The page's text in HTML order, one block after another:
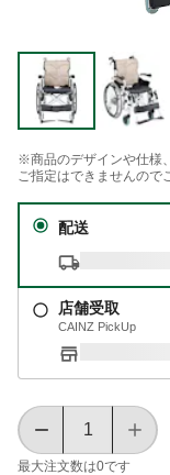
※商品のデザインや仕様
ご指定はできませんので
配送
店舗受取
CAINZ PickUp
最大注文数は0です